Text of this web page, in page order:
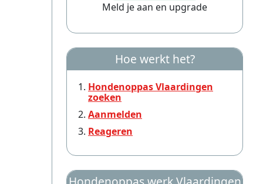
Meld je aan en upgrade
Hoe werkt het?
Hondenoppas Vlaardingen
zoeken
Aanmelden
Reageren